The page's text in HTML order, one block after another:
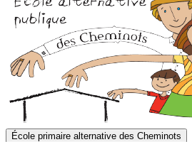
École primaire alternative des Cheminots